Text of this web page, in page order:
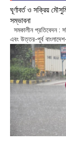
ঘূর্ণাবর্ত ও সক্রিয়
সম্ভাবনা
সমকালীন প্রতিবেদন :
এবং উত্তর-পূর্ব